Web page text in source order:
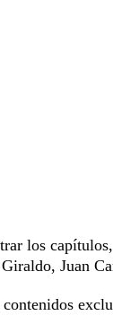
los
Juan
contenidos